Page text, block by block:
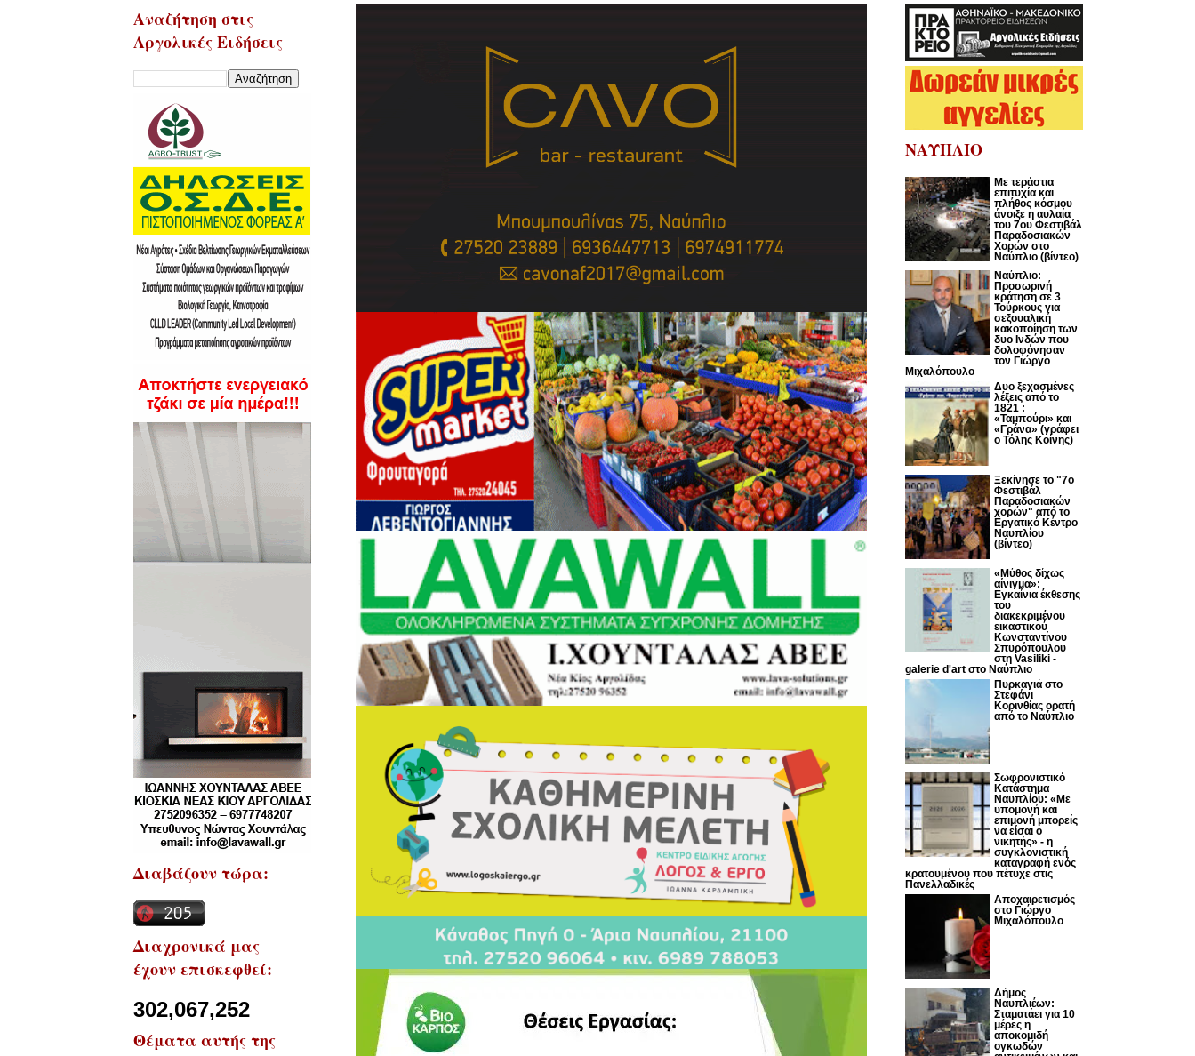
Αναζήτηση στις
Αργολικές Ειδήσεις
Διαβάζουν τώρα:
Διαχρονικά μας
έχουν επισκεφθεί:
302,067,252
Θέματα αυτής της
ΝΑΥΠΛΙΟ
Με τεράστια
επιτυχία και
πλήθος κόσμου
άνοιξε η αυλαία
του 7ου Φεστιβάλ
Παραδοσιακών
Χορών στο
Ναύπλιο (βίντεο)
Ναύπλιο:
Προσωρινή
κράτηση σε 3
Τούρκους για
σεξουαλική
κακοποίηση των
δυο Ινδών που
δολοφόνησαν
τον Γιώργο
Μιχαλόπουλο
Δυο ξεχασμένες
λέξεις από το
1821 :
«Ταμπούρι» και
«Γράνα» (γράφει
ο Τόλης Κοΐνης)
Ξεκίνησε το "7ο
Φεστιβάλ
Παραδοσιακών
χορών" από το
Εργατικό Κέντρο
Ναυπλίου
(βίντεο)
«Μύθος δίχως
αίνιγμα»:
Εγκαίνια έκθεσης
του
διακεκριμένου
εικαστικού
Κωνσταντίνου
Σπυρόπουλου
στη Vasiliki -
galerie d'art στο Ναύπλιο
Πυρκαγιά στο
Στεφάνι
Κορινθίας ορατή
από το Ναύπλιο
Σωφρονιστικό
Κατάστημα
Ναυπλίου: «Με
υπομονή και
επιμονή μπορείς
να είσαι ο
νικητής» - η
συγκλονιστική
καταγραφή ενός
κρατουμένου που πέτυχε στις
Πανελλαδικές
Αποχαιρετισμός
στο Γιώργο
Μιχαλόπουλο
Δήμος
Ναυπλιέων:
Σταματάει για 10
μέρες η
αποκομιδή
ογκωδών